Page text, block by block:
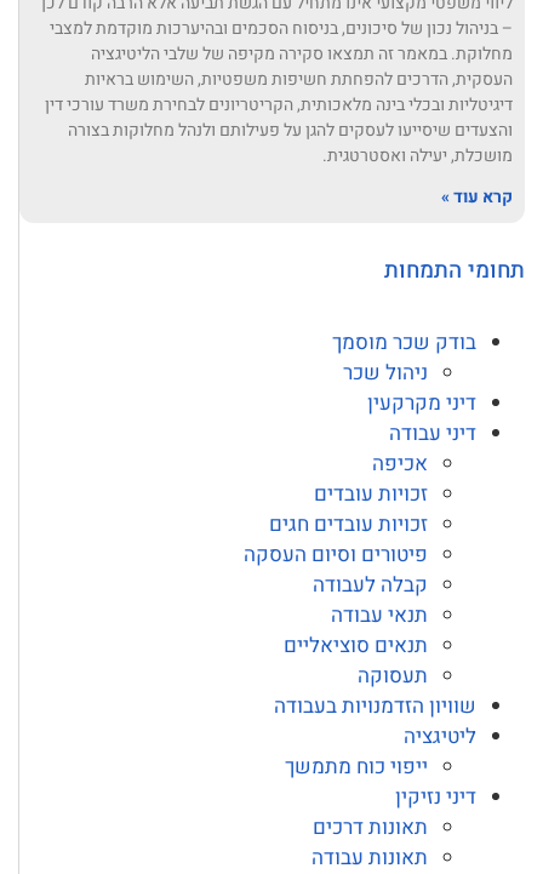
– בניהול נכון של סיכונים, בניסוח הסכמים ובהיערכות מוקדמת למצבי
מחלוקת. במאמר זה תמצאו סקירה מקיפה של שלבי הליטיגציה
העסקית, הדרכים להפחתת חשיפות משפטיות, השימוש בראיות
דיגיטליות ובכלי בינה מלאכותית, הקריטריונים לבחירת משרד עורכי דין
והצעדים שיסייעו לעסקים להגן על פעילותם ולנהל מחלוקות בצורה
מושכלת, יעילה ואסטרטגית.
קרא עוד »
תחומי התמחות
בודק שכר מוסמך
ניהול שכר
דיני מקרקעין
דיני עבודה
אכיפה
זכויות עובדים
זכויות עובדים חגים
פיטורים וסיום העסקה
קבלה לעבודה
תנאי עבודה
תנאים סוציאליים
תעסוקה
שוויון הזדמנויות בעבודה
ליטיגציה
ייפוי כוח מתמשך
דיני נזיקין
תאונות דרכים
תאונות עבודה